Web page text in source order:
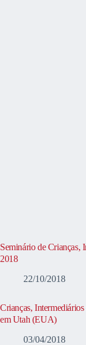
Seminário de Crianças,
2018
22/10/2018
Crianças,
em Utah (EUA)
03/04/2018